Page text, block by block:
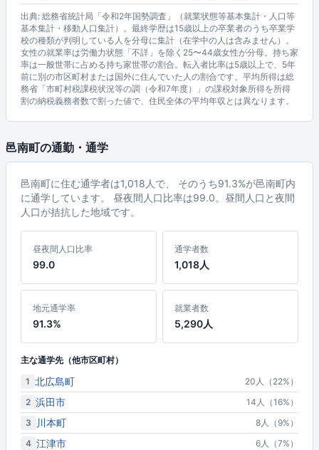
出典: 総務省統計局「令和2年国勢調査」（就業状態等基本集計・人口等
基本集計・移動人口集計）。最終学歴は15歳以上の卒業者のうち卒業学
校の種類が判明している人を分母に集計（在学中の人は含みません）。
女性の就業率は労働力状態「不詳」を除く25〜44歳女性が分母。持ち家
率は一般世帯に占める持ち家世帯の割合。転入者比率は5歳以上で、5年
前に別の市区町村または国外に住んでいた人の割合です。平均所得は総
務省「市町村税課税状況等の調（令和7年度）」の課税対象所得を所得
割の納税義務者数で割った値で、住民全体の平均年収とは異なります。
邑南町の通勤・通学
邑南町に住む通学者は1,018人で、 そのうち91.3%が邑南町内
に通学しています。 昼夜間人口比率は99.0。昼間人口と夜間
人口が拮抗した地域です。
昼夜間人口比率
99.0
通学者数
1,018人
地元通学率
91.3%
就業者数
5,290人
主な通学先（他市区町村）
1 北広島町
20人（22%）
2 浜田市
14人（16%）
3
川本町
8人（9%）
4 江津市
6人（7%）